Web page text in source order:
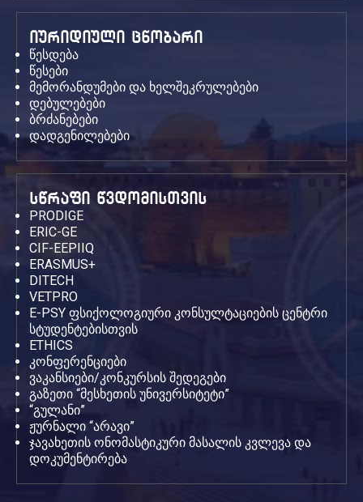
იურიდიული ცნობარი
წესდება
წესები
მემორანდუმები და ხელშეკრულებები
დებულებები
ბრძანებები
დადგენილებები
სწრაფი წვდომისთვის
PRODIGE
ERIC-GE
CIF-EEPIIQ
ERASMUS+
DITECH
VETPRO
E-PSY ფსიქოლოგიური კონსულტაციების ცენტრი
სტუდენტებისთვის
ETHICS
კონფერენციები
ვაკანსიები/კონკურსის შედეგები
გაზეთი “მესხეთის უნივერსიტეტი”
“გულანი”
ჟურნალი “არავი”
ჯავახეთის ონომასტიკური მასალის კვლევა და
დოკუმენტირება